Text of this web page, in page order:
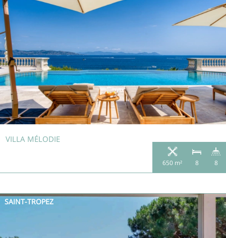
VILLA MÉLODIE
650 m² 8 8
SAINT-TROPEZ